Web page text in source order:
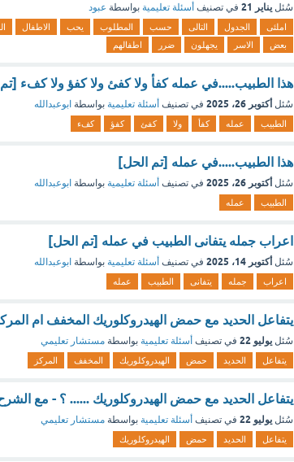
سُئل يناير 21 في تصنيف أسئلة تعليمية بواسطة عبود
املئى الجدول التالى حسب المطلوب يحب الاطفال
بعض
الاسر يجهلون ضرر اطفالهم
هذا الطبيب.....في عمله كفأ ولا كفئ ولا كفؤ ولا كفء
سُئل أكتوبر 26، 2025 في تصنيف أسئلة تعليمية بواسطة ابوعبدالله
الطبيب عمله كفأ ولا كفئ كفؤ كفء
هذا الطبيب.....في عمله [تم الحل]
سُئل أكتوبر 26، 2025 في تصنيف أسئلة تعليمية بواسطة ابوعبدالله
الطبيب عمله
اعراب جمله يتفانى الطبيب في عمله [تم الحل]
سُئل أكتوبر 14، 2025 في تصنيف أسئلة تعليمية بواسطة ابوعبدالله
اعراب جمله يتفانى الطبيب عمله
يتفاعل الحديد مع حمض الهيدروكلوريك المخفف ام
سُئل يوليو 22 في تصنيف أسئلة تعليمية بواسطة مستشار تعليمي
يتفاعل الحديد حمض الهيدروكلوريك المخفف المركز
يتفاعل الحديد مع حمض الهيدروكلوريك ...... ؟ - مع
سُئل يوليو 22 في تصنيف أسئلة تعليمية بواسطة مستشار تعليمي
يتفاعل الحديد حمض الهيدروكلوريك